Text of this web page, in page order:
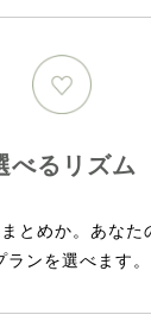
べるリズム
とめか。あなた
ランを選べます。